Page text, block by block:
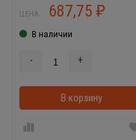
ЦЕНА: 687,75 ₽
В наличии
- +
В корзину